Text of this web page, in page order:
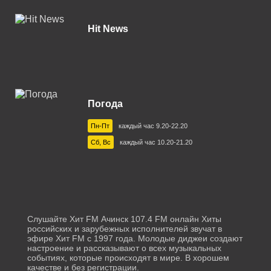
Калуга 103.6 FM
Карачаевск 73.28 УКВ
Кемерово 107.3 FM
Кострома 104.0 FM
Котлас 107.0 FM
Краснодар 104.2 FM
Hit News
Погода
Пн-Пт каждый час 9.20-22.20
Сб, Вс каждый час 10.20-21.20
Слушайте Хит FM Ачинск 107.4 FM онлайн Хиты
российских и зарубежных исполнителей звучат в
эфире Хит FM с 1997 года. Молодые диджеи создают
настроение и рассказывают о всех музыкальных
событиях, которые происходят в мире. В хорошем
качестве и без регистрации.